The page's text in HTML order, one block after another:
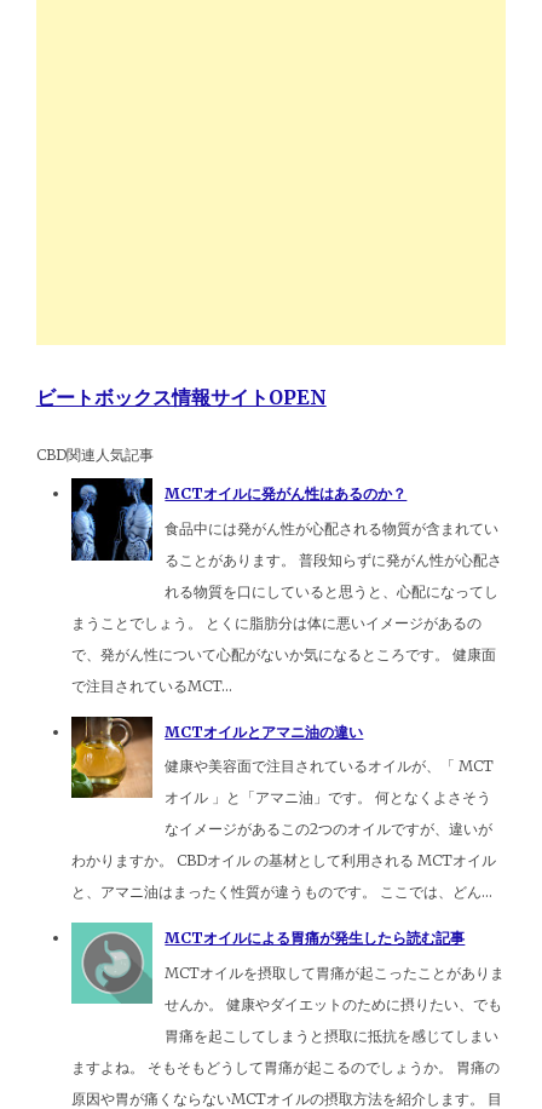
ビートボックス情報サイトOPEN
CBD関連人気記事
MCTオイルに発がん性はあるのか？
食品中には発がん性が心配される物質が含まれてい
ることがあります。 普段知らずに発がん性が心配さ
れる物質を口にしていると思うと、心配になってし
まうことでしょう。 とくに脂肪分は体に悪いイメージがあるの
で、発がん性について心配がないか気になるところです。 健康面
で注目されているMCT...
MCTオイルとアマニ油の違い
健康や美容面で注目されているオイルが、「 MCT
オイル 」と「アマニ油」です。 何となくよさそう
なイメージがあるこの2つのオイルですが、違いが
わかりますか。 CBDオイル の基材として利用される MCTオイル
と、アマニ油はまったく性質が違うものです。 ここでは、どん...
MCTオイルによる胃痛が発生したら読む記事
MCTオイルを摂取して胃痛が起こったことがありま
せんか。 健康やダイエットのために摂りたい、でも
胃痛を起こしてしまうと摂取に抵抗を感じてしまい
ますよね。 そもそもどうして胃痛が起こるのでしょうか。 胃痛の
原因や胃が痛くならないMCTオイルの摂取方法を紹介します。 目